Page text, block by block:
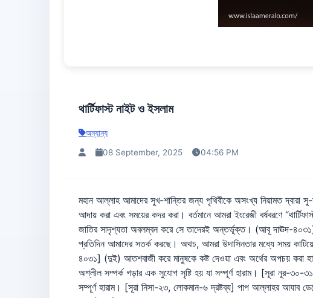
থার্টিফাস্ট নাইট ও ইসলাম
অন্যান্য
08 September, 2025 04:56 PM
মহান আল্লাহ আমাদের সুখ-শান্তির জন্য পৃথিবীকে অসংখ্য নিয়ামত দ্বারা
আদায় করা এবং সময়ের কদর করা। বর্তমানে আমরা ইংরেজী বর্ষবরণে
জাতির সাদৃশ্যতা অবলম্বন করে সে তাদেরই অন্তর্ভূক্ত। (আবূ দাঊদ-
প্রতিদিন আমাদের সতর্ক করছে। অথচ, আমরা উদাসিনতার মধ্যে সময়
৪০৩১] (দুই) আতশবাজী করে মানুষকে কষ্ট দেওয়া এবং অর্থের অপচয় করা
অশ্লীল সম্পর্ক গড়ার এক সুযোগ সৃষ্টি হয় যা সম্পূর্ণ হারাম। [সূরা নূর-৩০-৩১
সম্পূর্ণ হারাম। [সূরা নিসা-২৩, লোকমান-৬ দ্রষ্টব্য] পাপ আল্লাহর আযাব